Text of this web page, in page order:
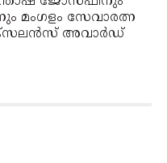
മംഗളം സേവാരത്ന
അവാർഡ്